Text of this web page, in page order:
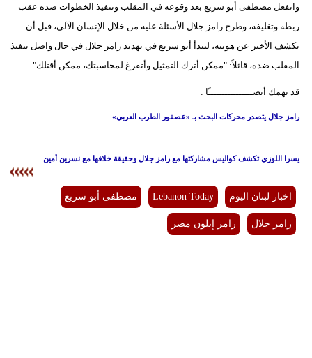
وانفعل مصطفى أبو سريع بعد وقوعه في المقلب وتنفيذ الخطوات ضده عقب
ربطه وتغليفه، وطرح رامز جلال الأسئلة عليه من خلال الإنسان الآلي، قبل أن
يكشف الأخير عن هويته، ليبدأ أبو سريع في تهديد رامز جلال في حال واصل تنفيذ
المقلب ضده، قائلاً: "ممكن أترك التمثيل وأتفرغ لمحاسبتك، ممكن أقتلك".
قد يهمك أيضــــــــــــــــًا :
رامز جلال يتصدر محركات البحث بـ «عصفور الطرب العربي»
يسرا اللوزي تكشف كواليس مشاركتها مع رامز جلال وحقيقة خلافها مع نسرين أمين
اخبار لبنان اليوم Lebanon Today مصطفى أبو سريع
رامز جلال رامز إيلون مصر